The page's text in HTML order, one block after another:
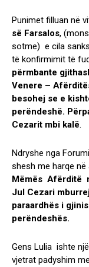
Punimet filluan në
së Farsalos,
sotme) e cila
të konfirmimit të
përmbante
Venere –
besohej se e
perëndeshë.
Cezarit mbi kalë.
Ndryshe nga
shesh me harqe
Mëmës Afërditë
Jul Cezari
paraardhës i
perëndeshës.
Gens Lulia ishte
vjetrat padyshim